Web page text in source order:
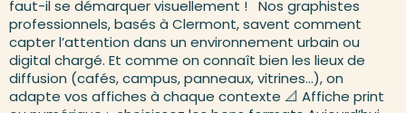
faut-il se démarquer visuellement ! Nos graphistes
professionnels, basés à Clermont, savent comment
capter l’attention dans un environnement urbain ou
digital chargé. Et comme on connaît bien les lieux de
diffusion (cafés, campus, panneaux, vitrines…), on
adapte vos affiches à chaque contexte 📐 Affiche print